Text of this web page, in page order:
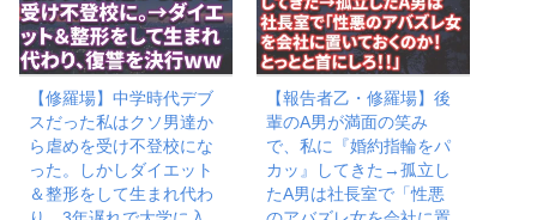
【修羅場】中学時代デブ
スだった私はクソ男達か
ら虐めを受け不登校にな
った。しかしダイエット
＆整形をして生まれ代わ
【報告者乙・修羅場】後
輩のA男が満面の笑み
で、私に『婚約指輪をパ
カッ』してきた→孤立し
たA男は社長室で「性悪